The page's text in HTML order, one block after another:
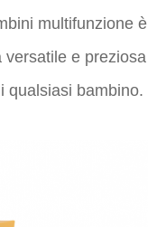
multifunzione è
versatile e preziosa
qualsiasi bambino.